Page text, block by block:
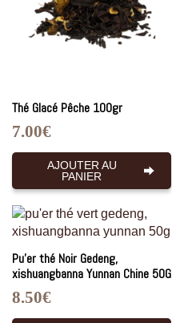
plus
ancien
Thé Glacé Pêche 100gr
7.00€
AJOUTER AU
PANIER
Pu’er thé Noir Gedeng,
xishuangbanna Yunnan Chine 50G
8.50€